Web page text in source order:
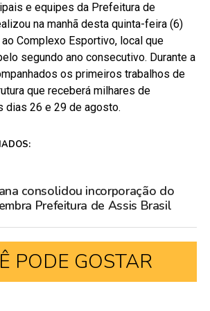
e equipes da Prefeitura de
na manhã desta quinta-feira (6)
Complexo Esportivo, local que
segundo ano consecutivo. Durante a
os primeiros trabalhos de
que receberá milhares de
dias 26 e 29 de agosto.
consolidou incorporação do
Prefeitura de Assis Brasil
PODE GOSTAR